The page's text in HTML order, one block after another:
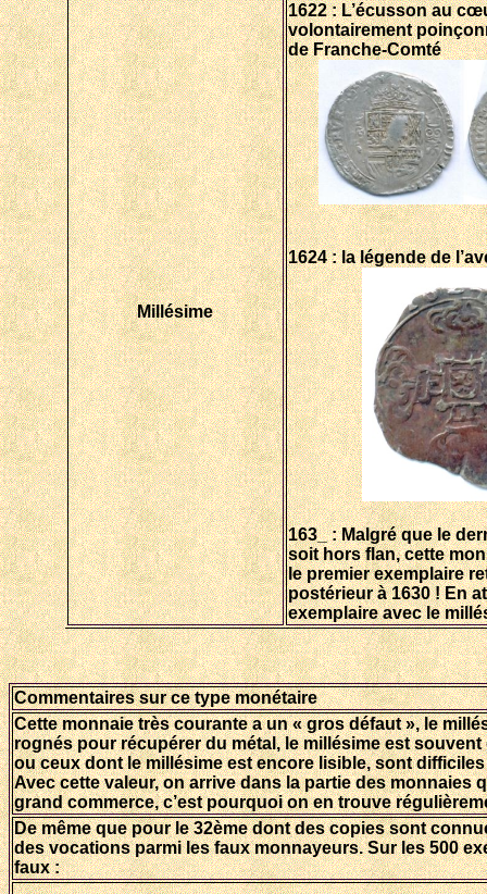
Millésime
1622 : L’écusson au
volontairement
de Franche-Comté
1624 : la légende de
163_ : Malgré que le
soit hors flan, cette
le premier exemplaire
postérieur à 1630 ! En
exemplaire avec le
Commentaires sur ce type monétaire
Cette monnaie très courante a un « gros défaut », le
rognés pour récupérer du métal, le millésime est
ou ceux dont le millésime est encore lisible, sont
Avec cette valeur, on arrive dans la partie des monnaies
grand commerce, c’est pourquoi on en trouve
De même que pour le 32ème dont des copies sont
des vocations parmi les faux monnayeurs. Sur les 500
faux :